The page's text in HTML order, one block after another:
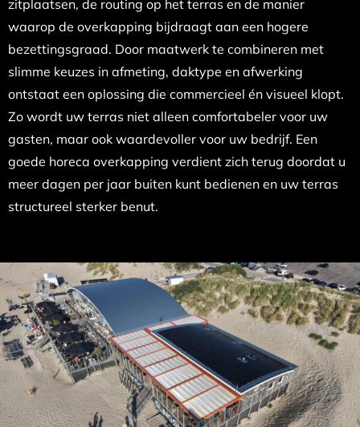
zitplaatsen, de routing op het terras en de manier
waarop de overkapping bijdraagt aan een hogere
bezettingsgraad. Door maatwerk te combineren met
slimme keuzes in afmeting, daktype en afwerking
ontstaat een oplossing die commercieel én visueel klopt.
Zo wordt uw terras niet alleen comfortabeler voor uw
gasten, maar ook waardevoller voor uw bedrijf. Een
goede horeca overkapping verdient zich terug doordat u
meer dagen per jaar buiten kunt bedienen en uw terras
structureel sterker benut.